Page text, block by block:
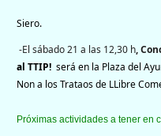
Siero.
-El sábado 21 a las 12,30 h,
al TTIP! será en la Plaza del
Non a los Trataos de LLibre
Próximas actividades a tener en